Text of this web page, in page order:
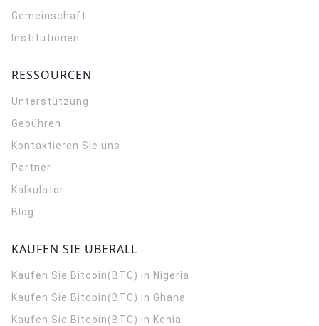
Gemeinschaft
Institutionen
RESSOURCEN
Unterstützung
Gebühren
Kontaktieren Sie uns
Partner
Kalkulator
Blog
KAUFEN SIE ÜBERALL
Kaufen Sie Bitcoin(BTC) in Nigeria
Kaufen Sie Bitcoin(BTC) in Ghana
Kaufen Sie Bitcoin(BTC) in Kenia